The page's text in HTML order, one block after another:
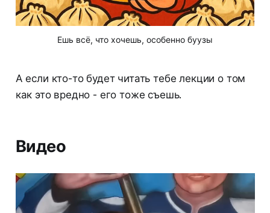
Ешь всё, что хочешь, особенно буузы
А если кто-то будет читать тебе лекции о том
как это вредно - его тоже съешь.
Видео